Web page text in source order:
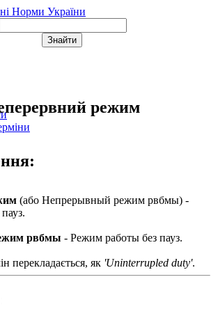
Норми України
режим
(або Непрерывный режим рвбмы) -
рвбмы - Режим работы без пауз.
перекладається, як 'Uninterrupled duty'.